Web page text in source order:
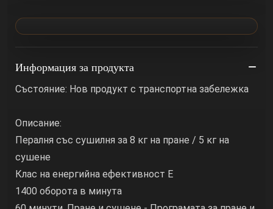
Информация за продукта
Състояние: Нов продукт с транспортна забележка
Описание:
Пералня със сушилня за 8 кг на пране / 5 кг на
сушене
Клас на енергийна ефективност E
1400 оборота в минута